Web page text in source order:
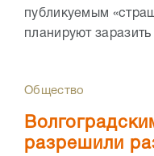
публикуемым
планируют
Общество
разрешили